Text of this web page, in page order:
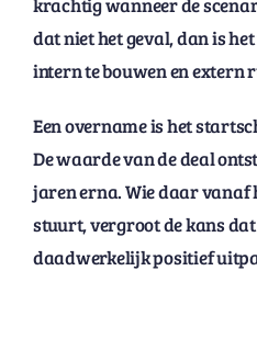
dat niet het geval, dan is
intern te bouwen en extern
Een overname is het
De waarde van de deal
jaren erna. Wie daar vanaf
stuurt, vergroot de kans
daadwerkelijk positief